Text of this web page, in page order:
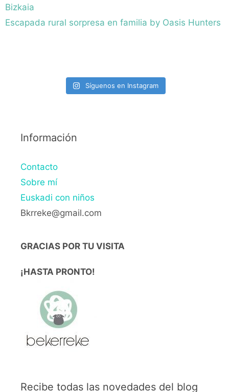
Bizkaia
Escapada rural sorpresa en familia by Oasis Hunters
Síguenos en Instagram
Información
Contacto
Sobre mí
Euskadi con niños
Bkrreke@gmail.com
GRACIAS POR TU VISITA
¡HASTA PRONTO!
Recibe todas las novedades del blog